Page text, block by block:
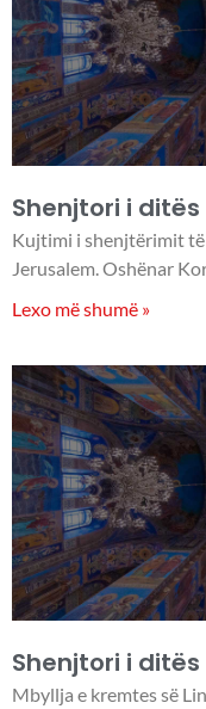
Shenjtori i
Kujtimi i shenjtërimit të
Jerusalem. Oshënar
Lexo më shumë »
Shenjtori i
Mbyllja e kremtes së